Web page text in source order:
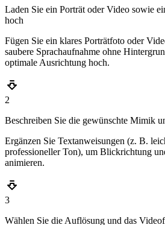
Laden Sie ein Porträt oder Video sowie
hoch
Fügen Sie ein klares Porträtfoto oder
saubere Sprachaufnahme ohne
optimale Ausrichtung hoch.
2
Beschreiben Sie die gewünschte Mimik
Ergänzen Sie Textanweisungen (z. B.
professioneller Ton), um Blickrichtung
animieren.
3
Wählen Sie die Auflösung und das